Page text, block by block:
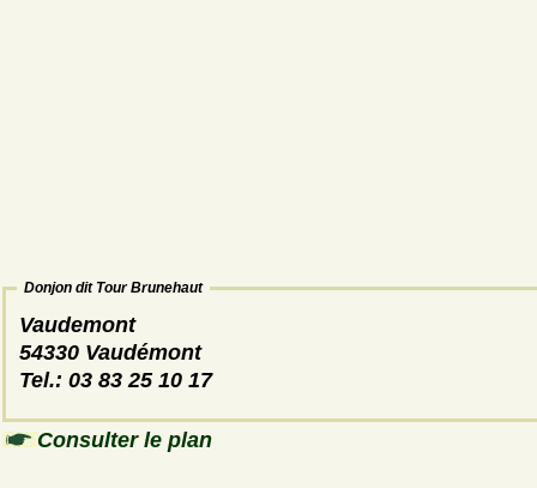
Donjon dit Tour Brunehaut
Vaudemont
54330 Vaudémont
Tel.: 03 83 25 10 17
Consulter le plan